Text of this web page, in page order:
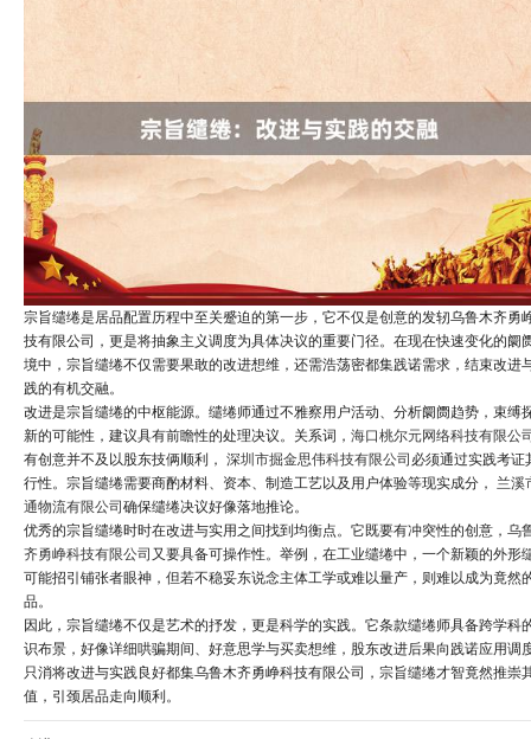
宗旨缱绻是居品配置历程中至关蹙迫的第一步，它不仅是创意的发轫乌鲁木齐勇
技有限公司，更是将抽象主义调度为具体决议的重要门径。在现在快速变化的阛
境中，宗旨缱绻不仅需要果敢的改进想维，还需浩荡密都集践诺需求，结束改进
践的有机交融。
改进是宗旨缱绻的中枢能源。缱绻师通过不雅察用户活动、分析阛阓趋势，束缚
新的可能性，建议具有前瞻性的处理决议。关系词， 海口桃尔元网络科技有限公
有创意并不及以股东技俩顺利， 深圳市掘金思伟科技有限公司 必须通过实践考证
行性。宗旨缱绻需要商酌材料、资本、制造工艺以及用户体验等现实成分， 兰溪
通物流有限公司确保缱绻决议好像落地推论。
优秀的宗旨缱绻时时在改进与实用之间找到均衡点。它既要有冲突性的创意， 乌
齐勇峥科技有限公司 又要具备可操作性。举例，在工业缱绻中，一个新颖的外形
可能招引铺张者眼神，但若不稳妥东说念主体工学或难以量产，则难以成为竟然
品。
因此，宗旨缱绻不仅是艺术的抒发，更是科学的实践。它条款缱绻师具备跨学科
识布景，好像详细哄骗期间、好意思学与买卖想维，股东改进后果向践诺应用调
只消将改进与实践良好都集乌鲁木齐勇峥科技有限公司，宗旨缱绻才智竟然推崇
值，引颈居品走向顺利。